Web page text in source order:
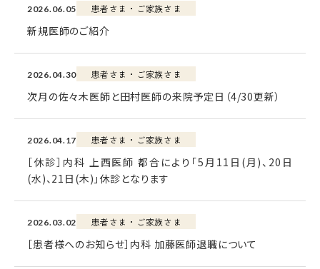
2026.06.05 患者さま・ご家族さま
新規医師のご紹介
2026.04.30 患者さま・ご家族さま
次月の佐々木医師と田村医師の来院予定日（4/30更新）
2026.04.17 患者さま・ご家族さま
［休診］内科 上西医師 都合により｢5月11日(月)、20日
(水)、21日(木)｣休診となります
2026.03.02 患者さま・ご家族さま
［患者様へのお知らせ］内科 加藤医師退職について